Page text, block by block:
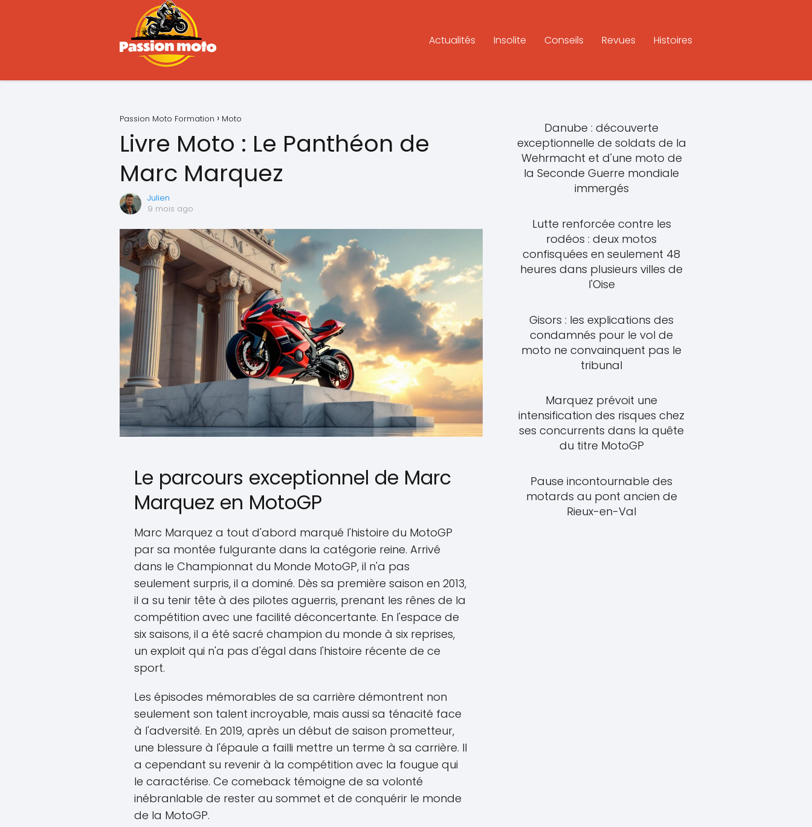
Actualités Insolite Conseils Revues Histoires
Passion Moto Formation Moto
Livre Moto : Le Panthéon de
Marc Marquez
Julien
9 mois ago
Le parcours exceptionnel de Marc
Marquez en MotoGP
Marc Marquez a tout d'abord marqué l'histoire du MotoGP
par sa montée fulgurante dans la catégorie reine. Arrivé
dans le Championnat du Monde MotoGP, il n'a pas
seulement surpris, il a dominé. Dès sa première saison en 2013,
il a su tenir tête à des pilotes aguerris, prenant les rênes de la
compétition avec une facilité déconcertante. En l'espace de
six saisons, il a été sacré champion du monde à six reprises,
un exploit qui n'a pas d'égal dans l'histoire récente de ce
sport.
Les épisodes mémorables de sa carrière démontrent non
seulement son talent incroyable, mais aussi sa ténacité face
à l'adversité. En 2019, après un début de saison prometteur,
une blessure à l'épaule a failli mettre un terme à sa carrière. Il
a cependant su revenir à la compétition avec la fougue qui
le caractérise. Ce comeback témoigne de sa volonté
inébranlable de rester au sommet et de conquérir le monde
de la MotoGP.
Danube : découverte
exceptionnelle de soldats de la
Wehrmacht et d'une moto de
la Seconde Guerre mondiale
immergés
Lutte renforcée contre les
rodéos : deux motos
confisquées en seulement 48
heures dans plusieurs villes de
l'Oise
Gisors : les explications des
condamnés pour le vol de
moto ne convainquent pas le
tribunal
Marquez prévoit une
intensification des risques chez
ses concurrents dans la quête
du titre MotoGP
Pause incontournable des
motards au pont ancien de
Rieux-en-Val